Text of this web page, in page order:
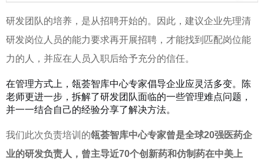
研发团队的培养，是从招聘开始的。因此，建议企业先理清
研发岗位人员的能力要求再开展招聘，才能找到匹配岗位能
力的人，并应在人员入职后给予充分的信任。
在管理方式上，瓴荟智库中心专家倡导企业应灵活多变。 陈
老师更进一步，拆解了研发团队面临的一些管理难点问题，
并一一结合自己的经验分享了解决方法。
我们此次负责培训的瓴荟智库中心专家曾是全球20强医药企
业的研发负责人，曾主导近70个创新药和仿制药在中美上